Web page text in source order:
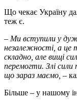
Що чекає Україну
теж є.
– Ми вступили у
незалежності, а
складно, але вищі
перемогти. Злі сили
що зараз маємо, –
Більше – у нашому